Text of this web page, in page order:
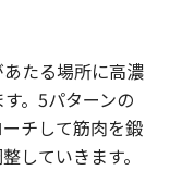
たる場所に高濃
。5パターンの
チして筋肉を鍛
していきます。